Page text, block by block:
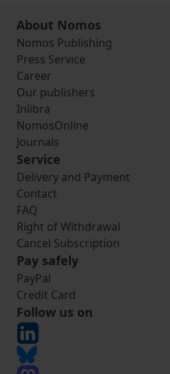
About Nomos
Nomos Publishing
Press Service
Career
Our publishers
Inlibra
NomosOnline
Journals
Service
Delivery and Payment
Contact
FAQ
Right of Withdrawal
Cancel Subscription
Pay safely
PayPal
Credit Card
Follow us on